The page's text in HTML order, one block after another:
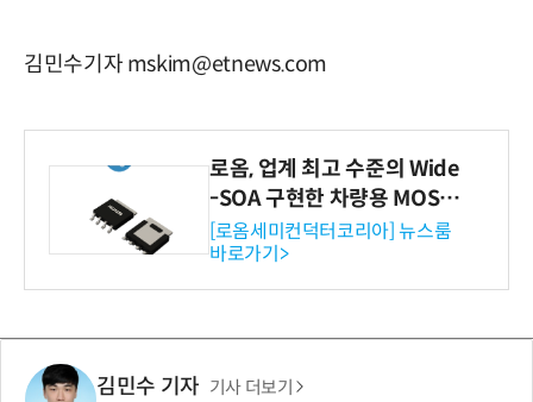
김민수기자 mskim@etnews.com
로옴, 업계 최고 수준의 Wide
-SOA 구현한 차량용 MOSF
ET 개발
[로옴세미컨덕터코리아] 뉴스룸
바로가기>
김민수 기자 기사 더보기